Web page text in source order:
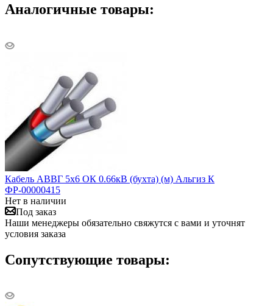
Аналогичные товары:
Кабель АВВГ 5х6 ОК 0.66кВ (бухта) (м) Альгиз К
ФР-00000415
Нет в наличии
Под заказ
Наши менеджеры обязательно свяжутся с вами и уточнят
условия заказа
Сопутствующие товары: